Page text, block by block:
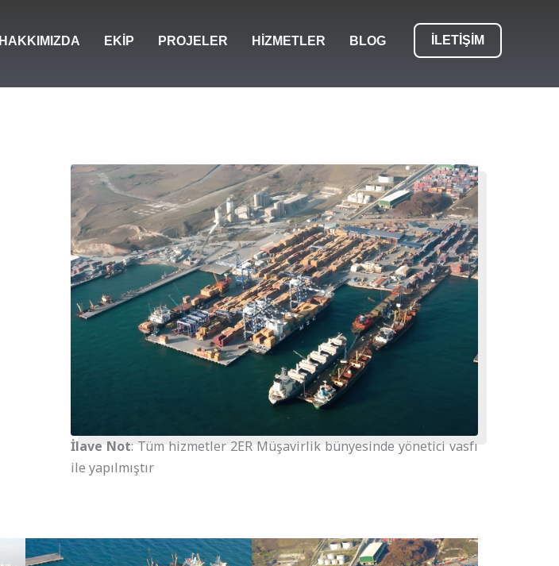
HAKKIMIZDA EKIP PROJELER HIZMETLER BLOG ILETIŞIM
İlave Not: Tüm hizmetler 2ER Müşavirlik bünyesinde yönetici vasfı
ile yapılmıştır